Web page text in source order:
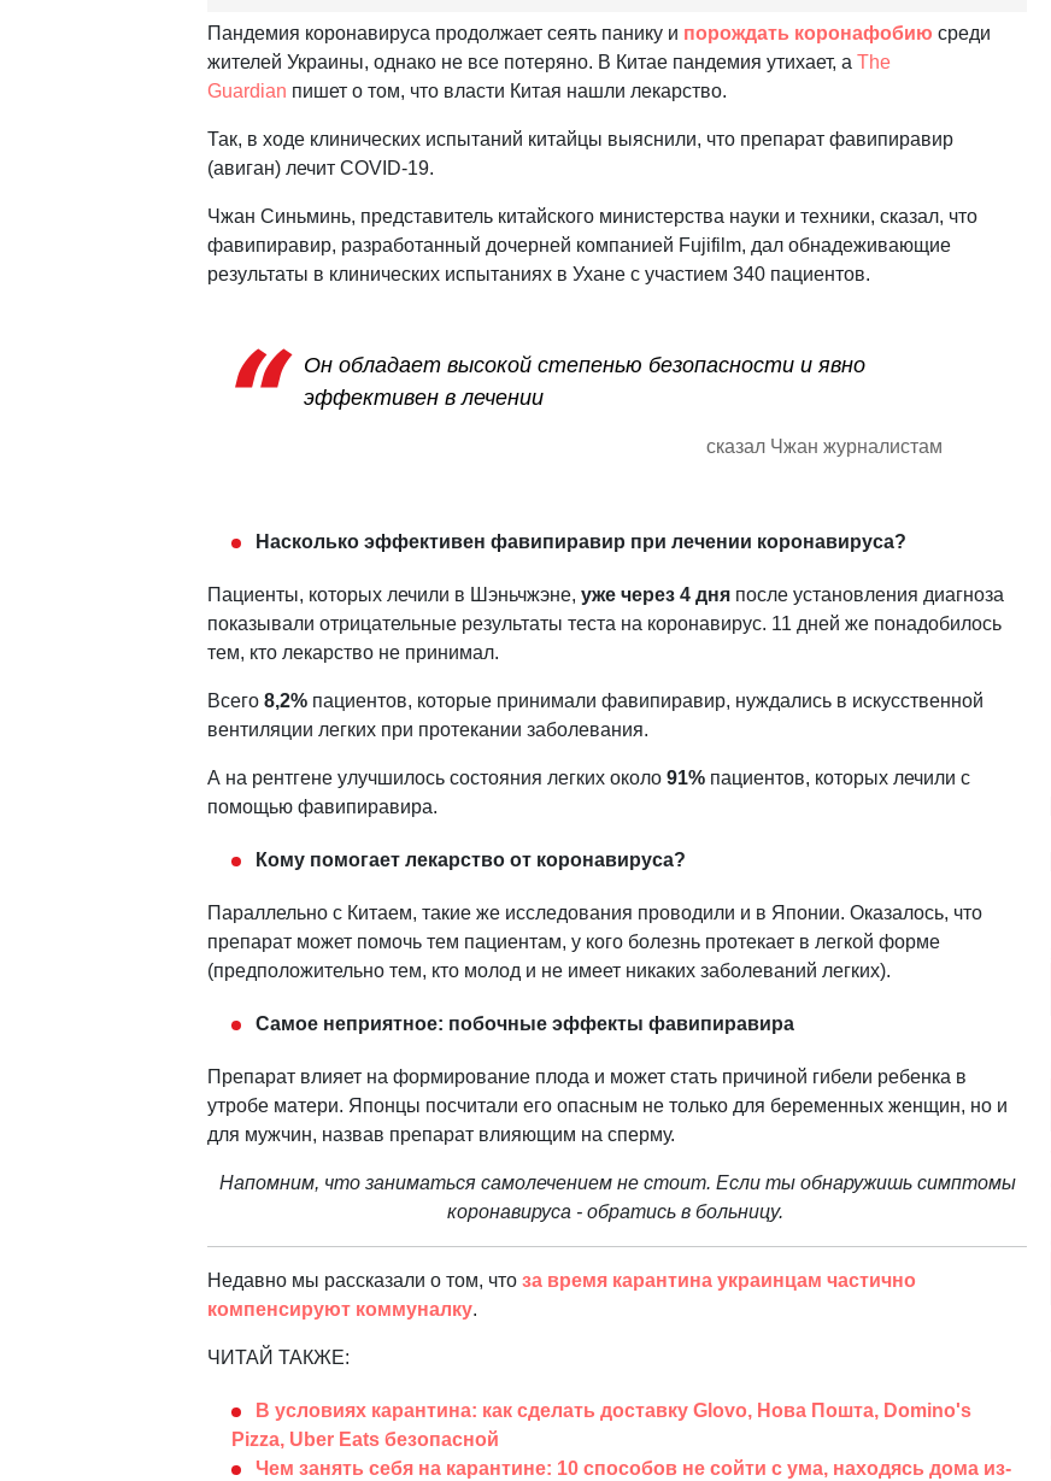
Пандемия коронавируса продолжает сеять панику и порождать коронафобию среди
жителей Украины, однако не все потеряно. В Китае пандемия утихает, а The
Guardian пишет о том, что власти Китая нашли лекарство.
Так, в ходе клинических испытаний китайцы выяснили, что препарат фавипиравир
(авиган) лечит COVID-19.
Чжан Синьминь, представитель китайского министерства науки и техники, сказал, что
фавипиравир, разработанный дочерней компанией Fujifilm, дал обнадеживающие
результаты в клинических испытаниях в Ухане с участием 340 пациентов.
Он обладает высокой степенью безопасности и явно
эффективен в лечении
сказал Чжан журналистам
Насколько эффективен фавипиравир при лечении коронавируса?
Пациенты, которых лечили в Шэньчжэне, уже через 4 дня после установления диагноза
показывали отрицательные результаты теста на коронавирус. 11 дней же понадобилось
тем, кто лекарство не принимал.
Всего 8,2% пациентов, которые принимали фавипиравир, нуждались в искусственной
вентиляции легких при протекании заболевания.
А на рентгене улучшилось состояния легких около 91% пациентов, которых лечили с
помощью фавипиравира.
Кому помогает лекарство от коронавируса?
Параллельно с Китаем, такие же исследования проводили и в Японии. Оказалось, что
препарат может помочь тем пациентам, у кого болезнь протекает в легкой форме
(предположительно тем, кто молод и не имеет никаких заболеваний легких).
Самое неприятное: побочные эффекты фавипиравира
Препарат влияет на формирование плода и может стать причиной гибели ребенка в
утробе матери. Японцы посчитали его опасным не только для беременных женщин, но и
для мужчин, назвав препарат влияющим на сперму.
Напомним, что заниматься самолечением не стоит. Если ты обнаружишь симптомы
коронавируса - обратись в больницу.
Недавно мы рассказали о том, что за время карантина украинцам частично
компенсируют коммуналку.
ЧИТАЙ ТАКЖЕ:
В условиях карантина: как сделать доставку Glovo, Нова Пошта, Domino's
Pizza, Uber Eats безопасной
Чем занять себя на карантине: 10 способов не сойти с ума, находясь дома из-